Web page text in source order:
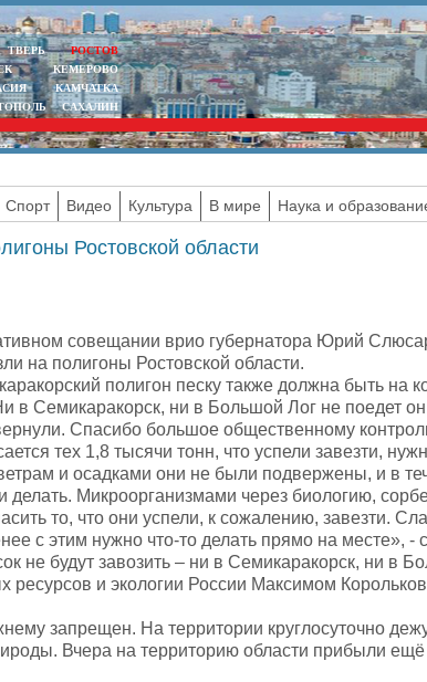
ТВЕРЬ
РОСТОВ
КЕМЕРОВО
КАМЧАТКА
САХАЛИН
Спорт Видео Культура В мире Наука и
Ростовской области
совещании врио губернатора Юрий
на полигоны Ростовской области.
полигон песку также должна быть на
в Семикаракорск, ни в Большой Лог не поедет
Спасибо большое общественному
тех 1,8 тысячи тонн, что успели завезти,
и осадками они не были подвержены, и в
делать. Микроорганизмами через биологию,
то, что они успели, к сожалению, завезти.
с этим нужно что-то делать прямо на месте», -
не будут завозить – ни в Семикаракорск, ни в
ресурсов и экологии России Максимом
запрещен. На территории круглосуточно
Вчера на территорию области прибыли ещё